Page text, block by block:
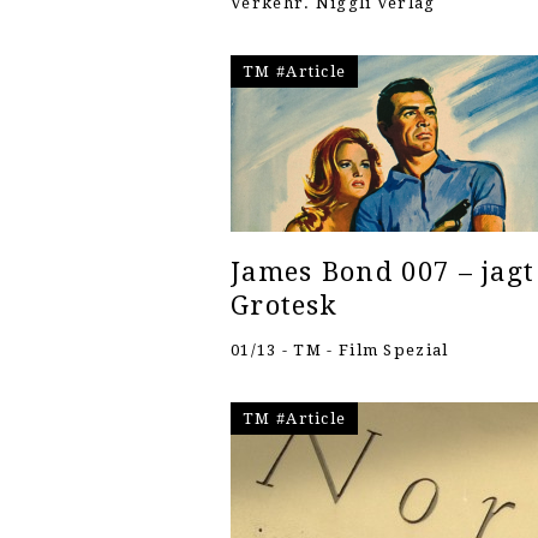
TM #Article
James Bond 007 –
Grotesk
01/13 - TM - Film Spezial
TM #Article